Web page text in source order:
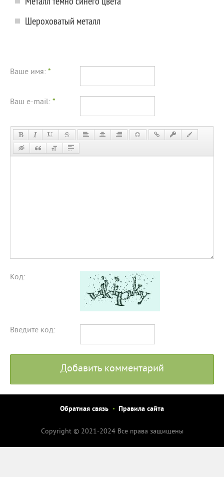
Шероховатый металл
Ваше имя: *
Ваш e-mail: *
Код:
Введите код:
Добавить комментарий
Обратная связь Правила сайта
Copyright © 2021-2024 Все права защищены